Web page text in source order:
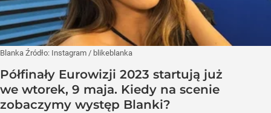
Blanka Źródło: Instagram / blikeblanka
Półfinały Eurowizji 2023 startują już
we wtorek, 9 maja. Kiedy na scenie
zobaczymy występ Blanki?